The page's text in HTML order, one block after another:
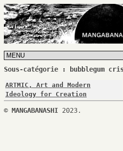
Sous-catégorie : bubblegum
ARTMIC, Art and Modern
Ideology for Creation
© MANGABANASHI 2023.